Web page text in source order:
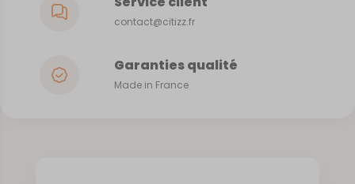
contact@citizz.fr
Garanties qualité
Made in France